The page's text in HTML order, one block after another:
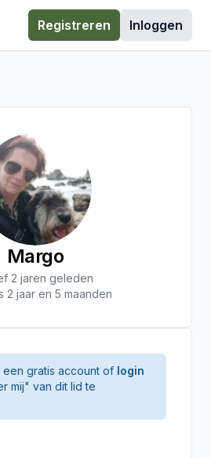
Registreren Inloggen
Margo
2 jaren geleden
2 jaar en 5 maanden
een gratis account of login
mij" van dit lid te